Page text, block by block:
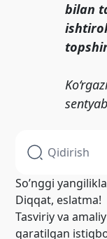
bilan
So’nggi
Diqqat, eslatma!
Tasviriy va
qaratilgan